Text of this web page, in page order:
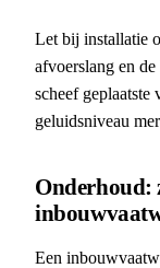
Let bij installatie
afvoerslang en
scheef geplaatste
geluidsniveau
Onderhoud:
Een